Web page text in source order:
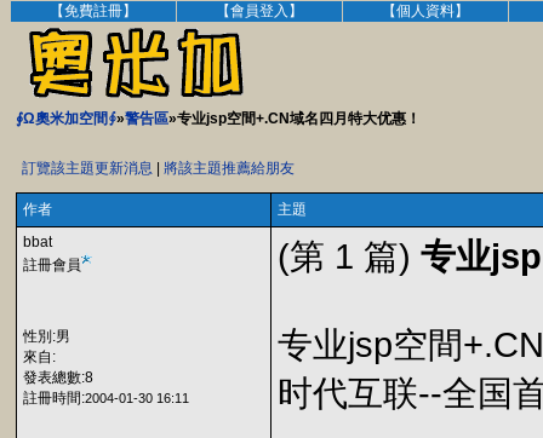
【免費註冊】 【會員登入】 【個人資料】
∮Ω奧米加空間∮»警告區»专业jsp空間+.CN域名四月特大优惠！
訂覽該主題更新消息 將該主題推薦給朋友
作者
主題
bbat
註冊會員
性別:男
來自:
發表總數:8
註冊時間:2004-01-30 16:11
(第 1 篇) 专业
专业jsp空間
时代互联--全国